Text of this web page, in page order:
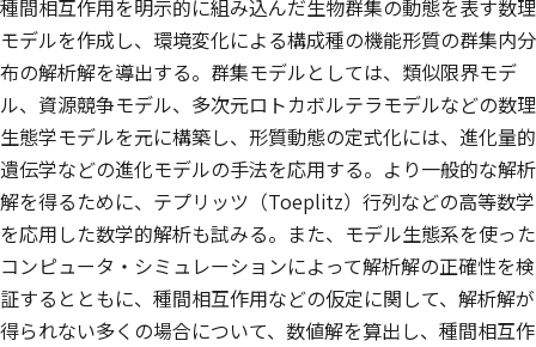
種間相互作用を明示的に組み込んだ生物群集の動態を表す数理
モデルを作成し、環境変化による構成種の機能形質の群集内分
布の解析解を導出する。群集モデルとしては、類似限界モデ
ル、資源競争モデル、多次元ロトカボルテラモデルなどの数理
生態学モデルを元に構築し、形質動態の定式化には、進化量的
遺伝学などの進化モデルの手法を応用する。より一般的な解析
解を得るために、テプリッツ（Toeplitz）行列などの高等数学
を応用した数学的解析も試みる。また、モデル生態系を使った
コンピュータ・シミュレーションによって解析解の正確性を検
証するとともに、種間相互作用などの仮定に関して、解析解が
得られない多くの場合について、数値解を算出し、種間相互作